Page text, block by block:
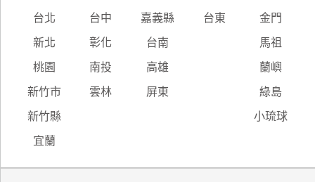
台北 台中 嘉義縣 台東 金門
新北 彰化 台南 馬祖
桃園 南投 高雄 蘭嶼
新竹市 雲林 屏東 綠島
新竹縣 小琉球
宜蘭